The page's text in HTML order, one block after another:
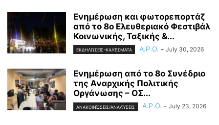
Ενημέρωση και φωτορεπορτάζ
από το 8ο Ελευθεριακό Φεστιβάλ
Κοινωνικής, Ταξικής &...
ΕΚΔΗΛΏΣΕΙΣ-ΚΑΛΈΣΜΑΤΑ A.P.O. - July 30, 2026
Ενημέρωση από το 8ο Συνέδριο
της Αναρχικής Πολιτικής
Οργάνωσης – ΟΣ...
ΑΝΑΚΟΙΝΏΣΕΙΣ/ΑΝΑΛΎΣΕΙΣ A.P.O. - July 23, 2026